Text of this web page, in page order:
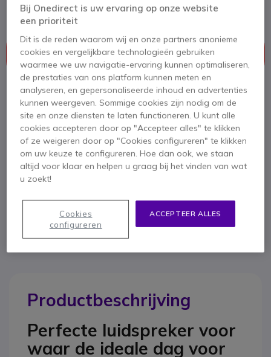
Dit product wordt niet meer geproduceerd.
Dit product is vervangen doorPoly Sync 20 UC USB-
A
Poly Sync 20 UC USB-A
139,95 €
79,95 € ex. BTW
Bekijk opvolger
Productbeschrijving
Perfecte luidspreker voor
waar de ideale dag voor
Bij Onedirect is uw ervaring op onze website
een prioriteit
Dit is de reden waarom wij en onze partners anonieme
cookies en vergelijkbare technologieën gebruiken
waarmee we uw navigatie-ervaring kunnen optimaliseren,
de prestaties van ons platform kunnen meten en
analyseren, en gepersonaliseerde inhoud en advertenties
kunnen weergeven. Sommige cookies zijn nodig om de
site en onze diensten te laten functioneren. U kunt alle
cookies accepteren door op "Accepteer alles" te klikken
of ze weigeren door op "Cookies configureren" te klikken
om uw keuze te configureren. Hoe dan ook, we staan
altijd voor klaar en helpen u graag bij het vinden van wat
u zoekt!
ACCEPTEER ALLES
Cookies
configureren